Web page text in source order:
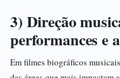
3) Direção
performances e
Em filmes biográficos